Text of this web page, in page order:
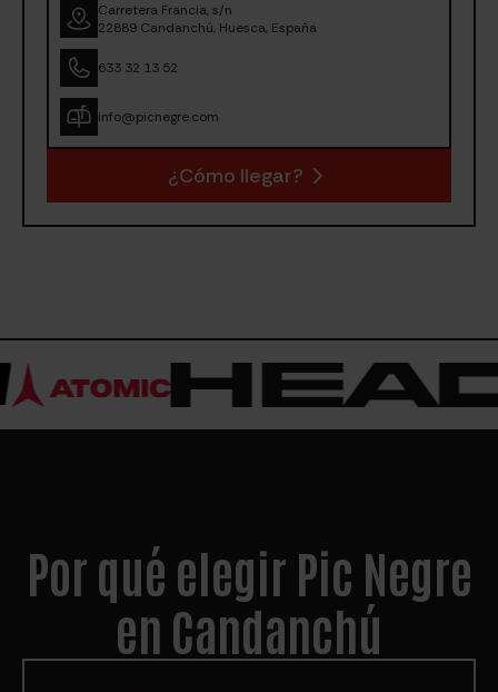
Carretera Francia, s/n
22889 Candanchú, Huesca, España
633 32 13 52
info@picnegre.com
¿Cómo llegar?
Por qué elegir Pic Negre
en Candanchú